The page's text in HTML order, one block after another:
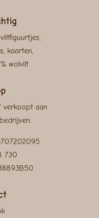
kaarten,
wolvilt
verkoopt aan
730